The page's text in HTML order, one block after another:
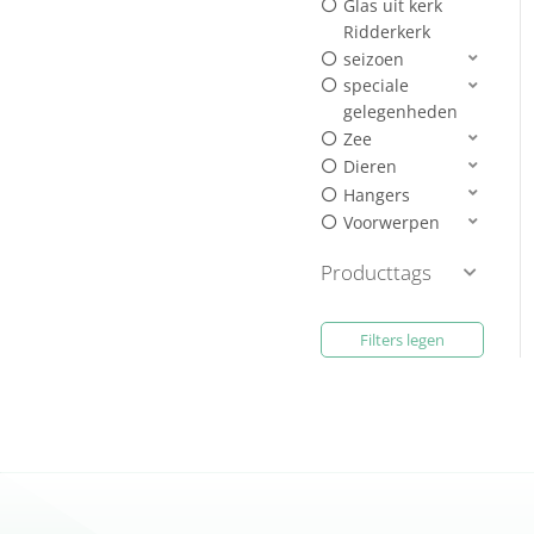
Glas uit kerk
Ridderkerk
seizoen
speciale
gelegenheden
Zee
Dieren
Hangers
Voorwerpen
Producttags
Filters legen